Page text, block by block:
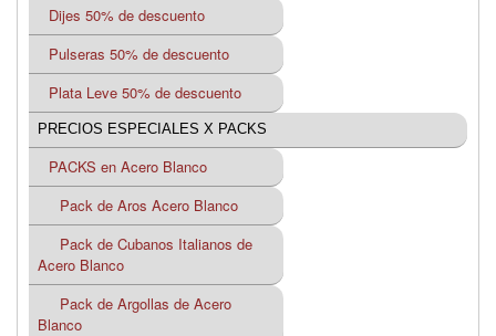
Dijes 50% de descuento
Pulseras 50% de descuento
Plata Leve 50% de descuento
PRECIOS ESPECIALES X PACKS
PACKS en Acero Blanco
Pack de Aros Acero Blanco
Pack de Cubanos Italianos de
Acero Blanco
Pack de Argollas de Acero
Blanco